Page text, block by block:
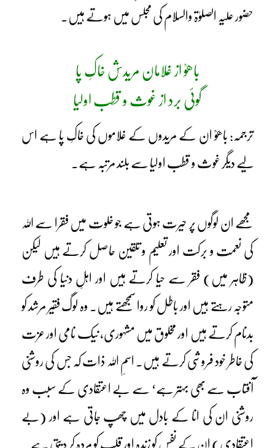
حضور علیہ الصلوٰۃ والسلام کی مجلس میں ہوتے ہیں۔
باھوؒ از غلامان مریدش خاکِ پا
گوئی برد از غوث و قطب اولیا
ترجمہ: باھوؒ ان کے مریدوں کے غلاموں کی خاکِ پا ہے اس
لیے دیگر غوث و قطب اولیا سے بلند مرتبہ ہے۔
مجھے ان لوگوں پر حیرت ہوتی ہے جو خلوت میں فقرا سے اللہ
کی نعمت و برکت اور تعلیم و تلقین حاصل کرتے ہیں لیکن
(ظاہر میں) فقر سے حیا کرتے ہیں اور اہلِ دنیا کی طرف
متوجہ رہتے ہیں اور باطل کو روا سمجھتے ہیں۔ وہ لوگ فقیر مرشد کو
بدنام کرتے ہیں اور مخلوق میں مشہوری، نیک نامی اور عزت
کی خاطر خود فروشی کرتے ہیں۔ اسمِ اللہ ذات کہ جس کی روشنی
آفتاب سے بھی بہتر ہے‘ سے بے اعتقادی کے سبب وہ
روشنی ان کی انا کے بادل میں چھپ جاتی ہے اور (بے
اعتقادی) ان کے نفس کو زندہ اور قلب کو مردہ کر دیتی ہے۔